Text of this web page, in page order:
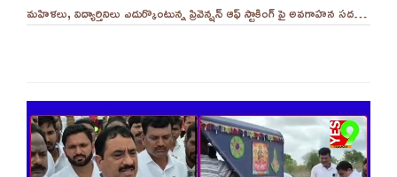
మహిళలు, విద్యార్తినిలు ఎదుర్కొంటున్న ప్రివెన్షన్ ఆఫ్ స్టాకింగ్ పై అవగాహన సదస్సు.. - ||YES 9TV